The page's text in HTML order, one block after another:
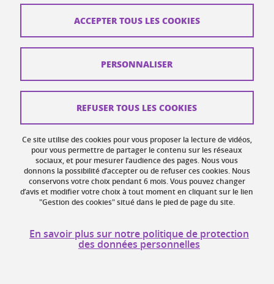
6 lauréats de l'appel à candidatures 2025 - UGA /
Maison Française d’Oxford dans le cadre du
projet GATES
10 octobre 2025
Ce dispositif a vocation à favoriser et soutenir la
mobilité sortante des doctorants et doctorantes pour
Ce site utilise des cookies pour vous proposer la lecture de vidéos,
pour vous permettre de partager le contenu sur les réseaux
sociaux, et pour mesurer l’audience des pages. Nous vous
donnons la possibilité d’accepter ou de refuser ces cookies. Nous
conservons votre choix pendant 6 mois. Vous pouvez changer
d’avis et modifier votre choix à tout moment en cliquant sur le lien
"Gestion des cookies" situé dans le pied de page du site.
En savoir plus sur notre politique de protection
des données personnelles
ACCEPTER TOUS LES COOKIES
REFUSER TOUS LES COOKIES
PERSONNALISER